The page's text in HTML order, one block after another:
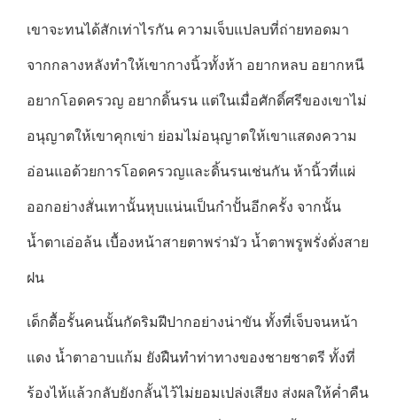
เขาจะทนได้สักเท่าไรกัน ความเจ็บแปลบที่ถ่ายทอดมา
จากกลางหลังทำให้เขากางนิ้วทั้งห้า อยากหลบ อยากหนี
อยากโอดครวญ อยากดิ้นรน แต่ในเมื่อศักดิ์ศรีของเขาไม่
อนุญาตให้เขาคุกเข่า ย่อมไม่อนุญาตให้เขาแสดงความ
อ่อนแอด้วยการโอดครวญและดิ้นรนเช่นกัน ห้านิ้วที่แผ่
ออกอย่างสั่นเทานั้นหุบแน่นเป็นกำปั้นอีกครั้ง จากนั้น
น้ำตาเอ่อล้น เบื้องหน้าสายตาพร่ามัว น้ำตาพรูพรั่งดั่งสาย
ฝน
เด็กดื้อรั้นคนนั้นกัดริมฝีปากอย่างน่าขัน ทั้งที่เจ็บจนหน้า
แดง น้ำตาอาบแก้ม ยังฝืนทำท่าทางของชายชาตรี ทั้งที่
ร้องไห้แล้วกลับยังกลั้นไว้ไม่ยอมเปล่งเสียง ส่งผลให้ค่ำคืน